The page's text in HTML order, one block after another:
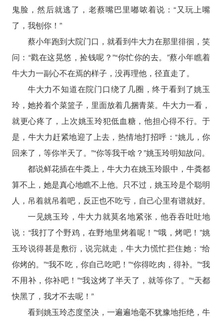
鬼脸，然后就逃了，老蔡嘴巴里嘟哝着说：“又玩上嘴
了，我刨你！”
蔡小年跑到大院门口，就看到牛大力在那里徘徊，笑
问：“戳在这晃悠，捡钱呢？”“你忙你的去。”蔡小年瞧着
牛大力一副心不在焉的样子，没再理他，径直走了。
牛大力不知道在院门口绕了几圈，终于看到了姚玉
玲，她拎着个菜篮子，里面放着几捆青菜。牛大力一看，
就更心疼了，上次姚玉玲犯低血糖，他担心得不行。于
是，牛大力赶紧地迎了上去，热情地打招呼：“姚儿，你
回来了，等你半天了。”“你等我干啥？”姚玉玲明知故问。
都说鲜花插在牛粪上，牛大力在姚玉玲眼中，牛粪都
算不上，她是真心地瞧不上他。只不过，姚玉玲是个聪明
人，吊着就吊着吧，反正也不吃亏，自己心里有谱就好。
一见姚玉玲，牛大力就莫名地紧张，他吞吞吐吐地
说：“我打了个野鸡，在野地里烤着呢！”“哦，烤吧！”姚
玉玲说得甚是敷衍，说完就走，牛大力慌忙拦住她：“给
你烤的。”“我不吃，你自己吃吧！”“你得吃肉，得补。”“我
不用补，你补吧！”“我这烤了半天了，就等你了。”“天都
快黑了，我才不去呢！”
看到姚玉玲态度坚决，一遍遍地毫不犹豫地拒绝，牛